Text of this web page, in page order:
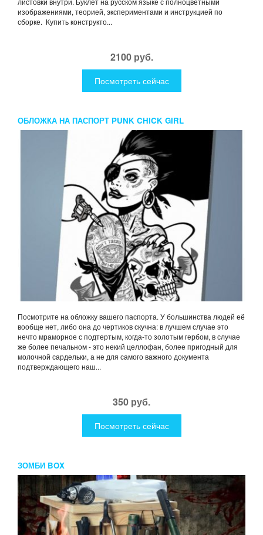
изображениями, теорией, экспериментами и инструкцией по
сборке. Купить конструкто...
2100 руб.
Посмотреть сейчас
ОБЛОЖКА НА ПАСПОРТ PUNK CHICK GIRL
Посмотрите на обложку вашего паспорта. У большинства людей её
вообще нет, либо она до чертиков скучна: в лучшем случае это
нечто мраморное с подтертым, когда-то золотым гербом, в случае
же более печальном - это некий целлофан, более пригодный для
молочной сардельки, а не для самого важного документа
подтверждающего наш...
350 руб.
Посмотреть сейчас
ЗОМБИ BOX